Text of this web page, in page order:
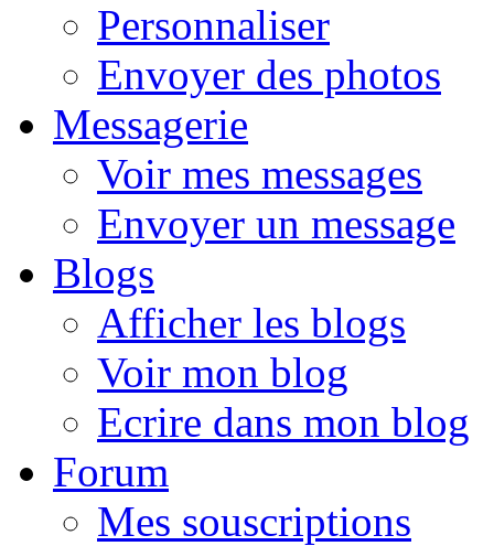
Personnaliser
Envoyer des photos
Messagerie
Voir mes messages
Envoyer un message
Blogs
Afficher les blogs
Voir mon blog
Ecrire dans mon blog
Forum
Mes souscriptions